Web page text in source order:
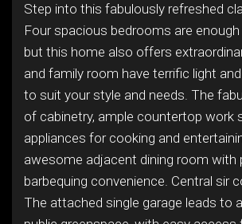
Step into this fabulously refreshed
Four spacious bedrooms are
but this home also offers
and family room have terrific light
to suit your style and needs. The
of cabinetry, ample countertop work
appliances for cooking and
awesome adjacent dining room
barbequing convenience. Central sir
The attached single garage leads to